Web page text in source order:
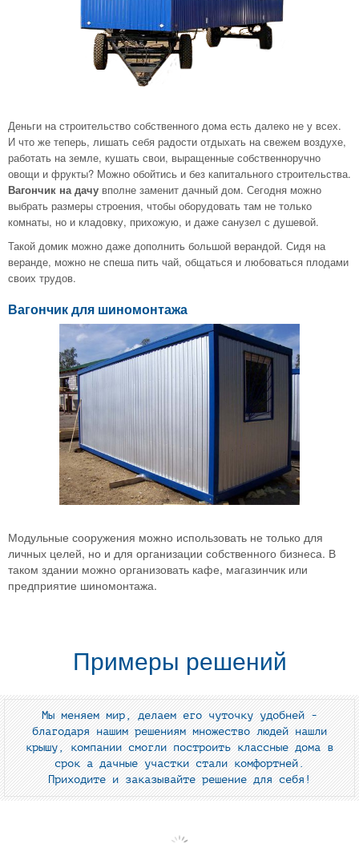
Деньги на строительство собственного дома есть далеко не у всех.
И что же теперь, лишать себя радости отдыхать на свежем воздухе,
работать на земле, кушать свои, выращенные собственноручно
овощи и фрукты? Можно обойтись и без капитального строительства.
Вагончик на дачу вполне заменит дачный дом. Сегодня можно
выбрать размеры строения, чтобы оборудовать там не только
комнаты, но и кладовку, прихожую, и даже санузел с душевой.
Такой домик можно даже дополнить большой верандой. Сидя на
веранде, можно не спеша пить чай, общаться и любоваться плодами
своих трудов.
Вагончик для шиномонтажа
Модульные сооружения можно использовать не только для
личных целей, но и для организации собственного бизнеса. В
таком здании можно организовать кафе, магазинчик или
предприятие шиномонтажа.
Примеры решений
Мы меняем мир, делаем его чуточку удобней -
благодаря нашим решениям множество людей нашли
крышу, компании смогли построить классные дома в
срок а дачные участки стали комфортней.
Приходите и заказывайте решение для себя!